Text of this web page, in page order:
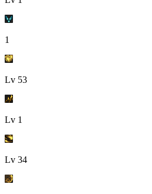
1
Lv 53
Lv 1
Lv 34